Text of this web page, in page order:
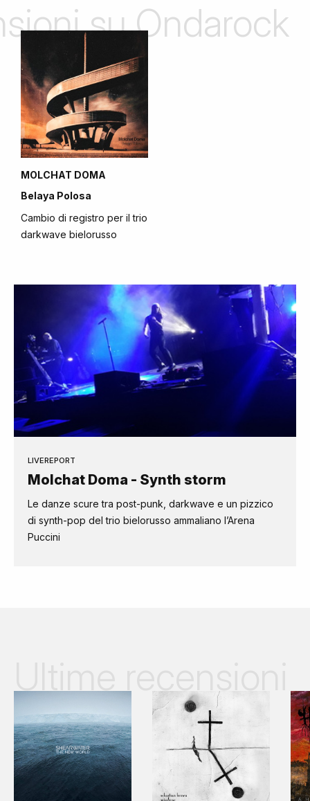
su Ondarock
MOLCHAT DOMA
Belaya Polosa
Cambio di registro per il trio
darkwave bielorusso
LIVEREPORT
Molchat Doma - Synth storm
Le danze scure tra post-punk, darkwave e un pizzico
di synth-pop del trio bielorusso ammaliano l’Arena
Puccini